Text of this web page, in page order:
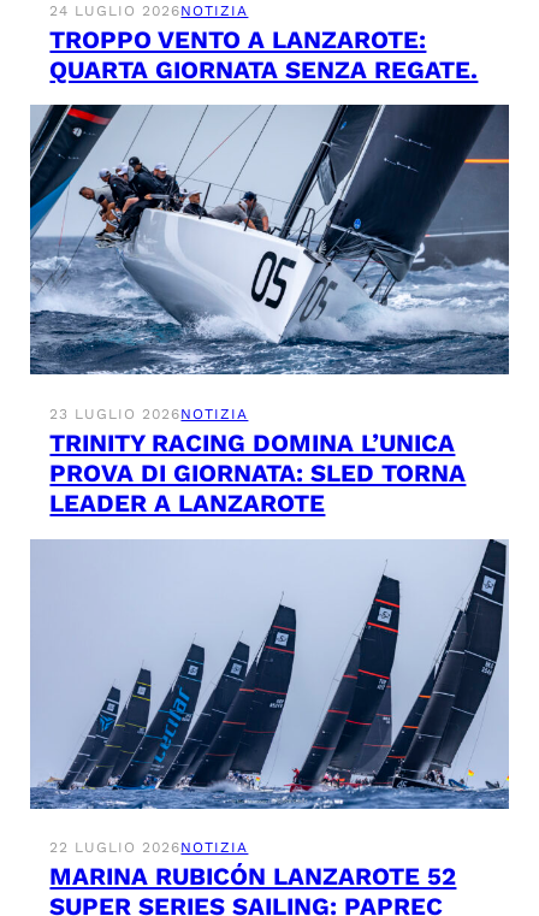
24 LUGLIO 2026NOTIZIA
TROPPO VENTO A LANZAROTE:
QUARTA GIORNATA SENZA REGATE.
23 LUGLIO 2026NOTIZIA
TRINITY RACING DOMINA L’UNICA
PROVA DI GIORNATA: SLED TORNA
LEADER A LANZAROTE
22 LUGLIO 2026NOTIZIA
MARINA RUBICÓN LANZAROTE 52
SUPER SERIES SAILING: PAPREC